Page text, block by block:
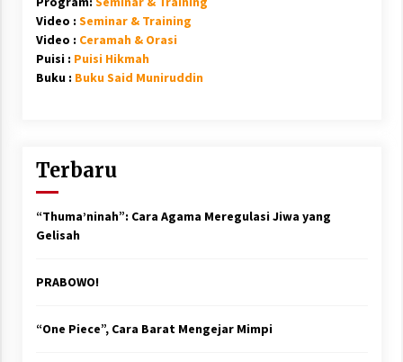
Video : Seminar & Training
Video : Ceramah & Orasi
Puisi : Puisi Hikmah
Buku : Buku Said Muniruddin
Terbaru
“Thuma’ninah”: Cara Agama Meregulasi Jiwa yang
Gelisah
PRABOWO!
“One Piece”, Cara Barat Mengejar Mimpi